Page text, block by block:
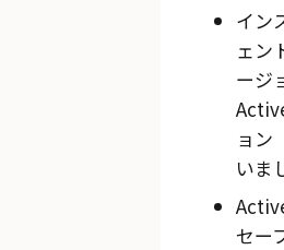
イン
ェン
ージ
ョン
いま
セー